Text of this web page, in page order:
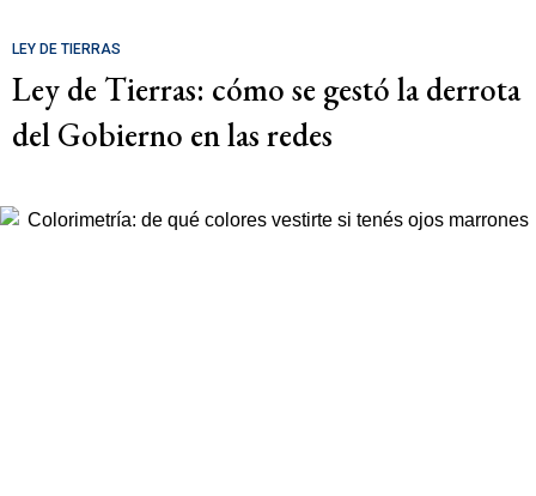
LEY DE TIERRAS
Ley de Tierras: cómo se gestó la derrota
del Gobierno en las redes